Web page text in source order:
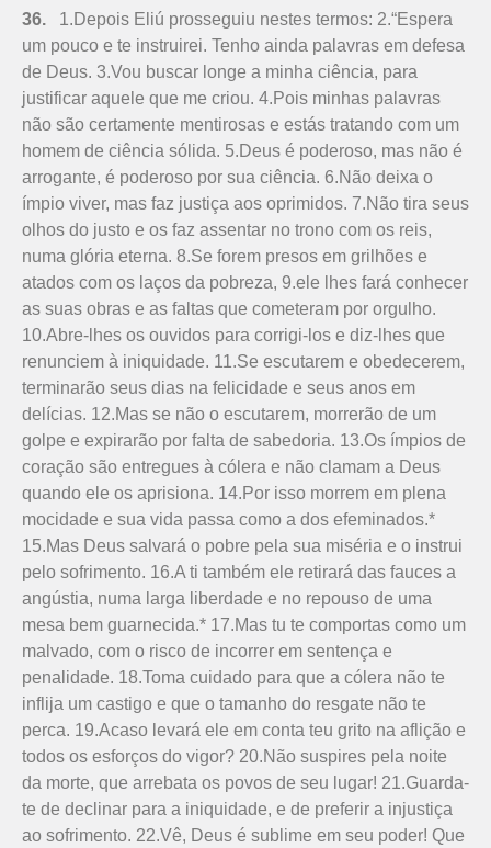
36. 1.Depois Eliú prosseguiu nestes termos: 2.“Espera
um pouco e te instruirei. Tenho ainda palavras em defesa
de Deus. 3.Vou buscar longe a minha ciência, para
justificar aquele que me criou. 4.Pois minhas palavras
não são certamente mentirosas e estás tratando com um
homem de ciência sólida. 5.Deus é poderoso, mas não é
arrogante, é poderoso por sua ciência. 6.Não deixa o
ímpio viver, mas faz justiça aos oprimidos. 7.Não tira seus
olhos do justo e os faz assentar no trono com os reis,
numa glória eterna. 8.Se forem presos em grilhões e
atados com os laços da pobreza, 9.ele lhes fará conhecer
as suas obras e as faltas que cometeram por orgulho.
10.Abre-lhes os ouvidos para corrigi-los e diz-lhes que
renunciem à iniquidade. 11.Se escutarem e obedecerem,
terminarão seus dias na felicidade e seus anos em
delícias. 12.Mas se não o escutarem, morrerão de um
golpe e expirarão por falta de sabedoria. 13.Os ímpios de
coração são entregues à cólera e não clamam a Deus
quando ele os aprisiona. 14.Por isso morrem em plena
mocidade e sua vida passa como a dos efeminados.*
15.Mas Deus salvará o pobre pela sua miséria e o instrui
pelo sofrimento. 16.A ti também ele retirará das fauces a
angústia, numa larga liberdade e no repouso de uma
mesa bem guarnecida.* 17.Mas tu te comportas como um
malvado, com o risco de incorrer em sentença e
penalidade. 18.Toma cuidado para que a cólera não te
inflija um castigo e que o tamanho do resgate não te
perca. 19.Acaso levará ele em conta teu grito na aflição e
todos os esforços do vigor? 20.Não suspires pela noite
da morte, que arrebata os povos de seu lugar! 21.Guarda-
te de declinar para a iniquidade, e de preferir a injustiça
ao sofrimento. 22.Vê, Deus é sublime em seu poder! Que